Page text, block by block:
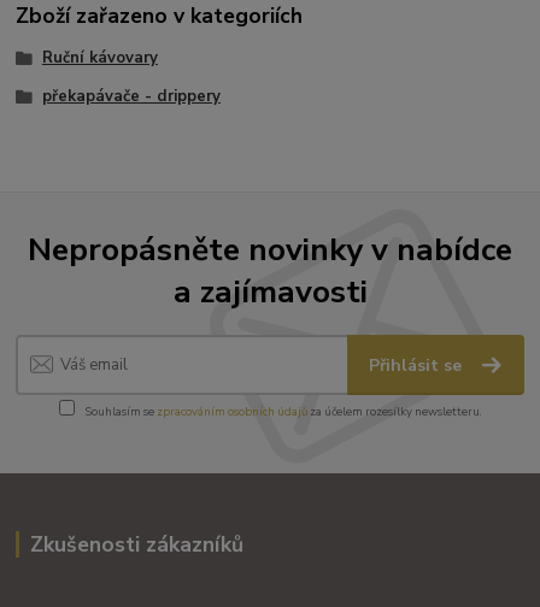
Zboží zařazeno v kategoriích
Ruční kávovary
překapávače - drippery
Nepropásněte novinky v nabídce
a zajímavosti
Přihlásit se
Souhlasím se zpracováním osobních údajůza účelem rozesílky newsletteru.
Zkušenosti zákazníků